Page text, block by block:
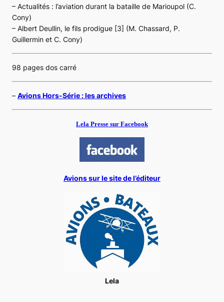
– Actualités : l’aviation durant la bataille de Marioupol (C.
Cony)
– Albert Deullin, le fils prodigue [3] (M. Chassard, P.
Guillermin et C. Cony)
98 pages dos carré
– Avions Hors-Série : les archives
Lela Presse sur Facebook
Avions sur le site de l’éditeur
Lela